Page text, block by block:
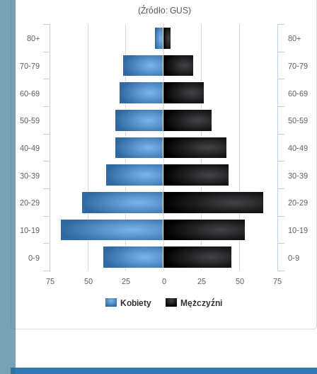
(Źródło: GUS)
Kobiety Mężczyźni
0-9
10-19
20-29
30-39
40-49
50-59
60-69
70-79
80+
0-9
10-19
20-29
30-39
40-49
50-59
60-69
70-79
80+
75 50 25 0 25 50 75